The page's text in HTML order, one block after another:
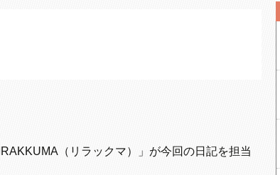
（リラックマ）」が今回の日記を担当